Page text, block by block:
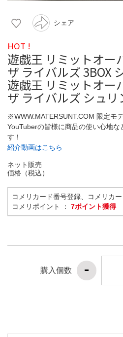
シェア
HOT !
遊戯王 リミットオー
ザ ライバルズ 3BOX
遊戯王 リミットオー
ザ ライバルズ シュリ
※WWW.MATERSUNT.COM 限定モ
YouTuberの皆様に商品の使い心地な
す！
紹介動画はこちら
ネット販売
価格（税込）
コメリカード番号登録、コメリカ
コメリポイント ： 7ポイント獲得
購入個数